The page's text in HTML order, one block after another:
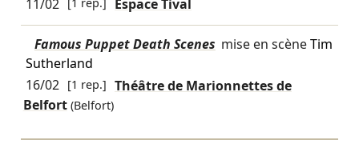
11/02
Espace Tival
Famous Puppet Death Scenes mise en scèneTim
Sutherland
16/02 [1 rep.] Théâtre de Marionnettes de
Belfort (Belfort)